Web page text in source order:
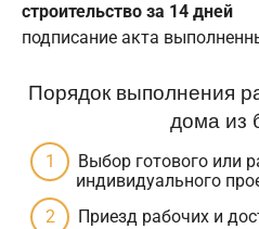
строительство за 14 дней
подписание акта
Порядок выполнения
дома из
Выбор готового или
индивидуального
Приезд рабочих и